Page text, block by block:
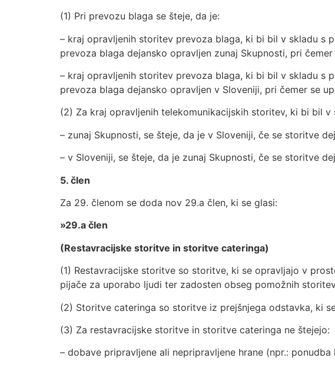
(1) Pri prevozu blaga se šteje, da je:
– kraj opravljenih storitev prevoza blaga, ki bi bil v skladu s
prevoza blaga dejansko opravljen zunaj Skupnosti, pri
– kraj opravljenih storitev prevoza blaga, ki bi bil v skladu s
prevoza blaga dejansko opravljen v Sloveniji, pri čemer se
(2) Za kraj opravljenih telekomunikacijskih storitev, ki bi bil
– zunaj Skupnosti, se šteje, da je v Sloveniji, če se storitve
– v Sloveniji, se šteje, da je zunaj Skupnosti, če se storitve
5. člen
Za 29. členom se doda nov 29.a člen, ki se glasi:
»29.a člen
(Restavracijske storitve in storitve cateringa)
(1) Restavracijske storitve so storitve, ki se opravljajo v
pijače za uporabo ljudi ter zadosten obseg pomožnih
(2) Storitve cateringa so storitve iz prejšnjega odstavka, ki
(3) Za restavracijske storitve in storitve cateringa ne štejejo:
– dobave pripravljene ali nepripravljene hrane (npr.: